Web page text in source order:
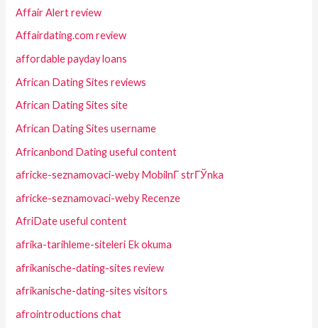
Affair Alert review
Affairdating.com review
affordable payday loans
African Dating Sites reviews
African Dating Sites site
African Dating Sites username
Africanbond Dating useful content
africke-seznamovaci-weby MobilnГ­ strГЎnka
africke-seznamovaci-weby Recenze
AfriDate useful content
afrika-tarihleme-siteleri Ek okuma
afrikanische-dating-sites review
afrikanische-dating-sites visitors
afrointroductions chat